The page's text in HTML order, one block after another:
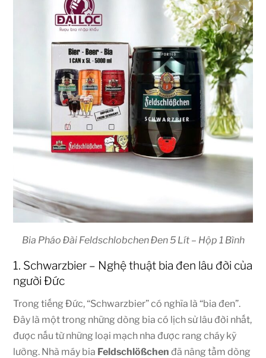
Bia Pháo Đài Feldschlobchen Đen 5 Lít – Hộp 1 Bình
1. Schwarzbier – Nghệ thuật bia đen lâu đời của
người Đức
Trong tiếng Đức, “Schwarzbier” có nghĩa là “bia đen”.
Đây là một trong những dòng bia có lịch sử lâu đời nhất,
được nấu từ những loại mạch nha được rang cháy kỹ
lưỡng. Nhà máy bia Feldschlößchen đã nâng tầm dòng